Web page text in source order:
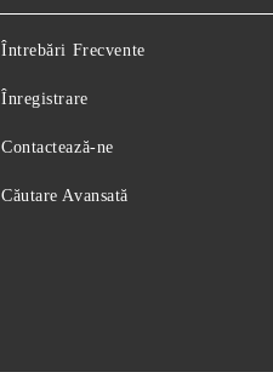
Întrebări Frecvente
Înregistrare
Contactează-ne
Căutare Avansată